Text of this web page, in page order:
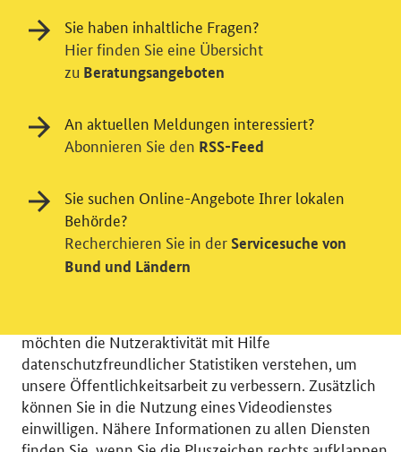
© 2026 Bundesministerium für Wirtschaft und Energie
Einwilligung in Tracking und / oder
Videodienst
möchten die Nutzeraktivität mit Hilfe
datenschutzfreundlicher Statistiken verstehen, um
unsere Öffentlichkeitsarbeit zu verbessern. Zusätzlich
können Sie in die Nutzung eines Videodienstes
einwilligen. Nähere Informationen zu allen Diensten
Sie haben inhaltliche Fragen?
Hier finden Sie eine Übersicht
zu Beratungsangeboten
An aktuellen Meldungen interessiert?
Abonnieren Sie den RSS-Feed
Sie suchen Online-Angebote Ihrer lokalen
Behörde?
Recherchieren Sie in der Servicesuche von
Bund und Ländern